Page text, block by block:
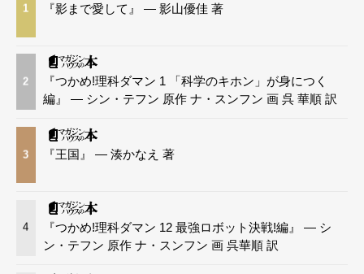
1 『影まで愛して』 — 影山優佳 著
2
『つかめ!理科ダマン 1 「科学のキホン」が身につく
編』 — シン・テフン 原作 ナ・スンフン 画 呉 華順 訳
3 『王国』 — 湊かなえ 著
4
『つかめ!理科ダマン 12 最強ロボット決戦!編』 — シ
ン・テフン 原作 ナ・スンフン 画 呉華順 訳